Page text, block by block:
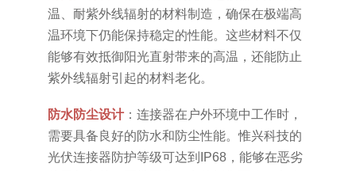
温、耐紫外线辐射的材料制造，确保在极端高
温环境下仍能保持稳定的性能。这些材料不仅
能够有效抵御阳光直射带来的高温，还能防止
紫外线辐射引起的材料老化。
‌防水防尘设计‌：连接器在户外环境中工作时，
需要具备良好的防水和防尘性能。惟兴科技的
光伏连接器防护等级可达到IP68，能够在恶劣